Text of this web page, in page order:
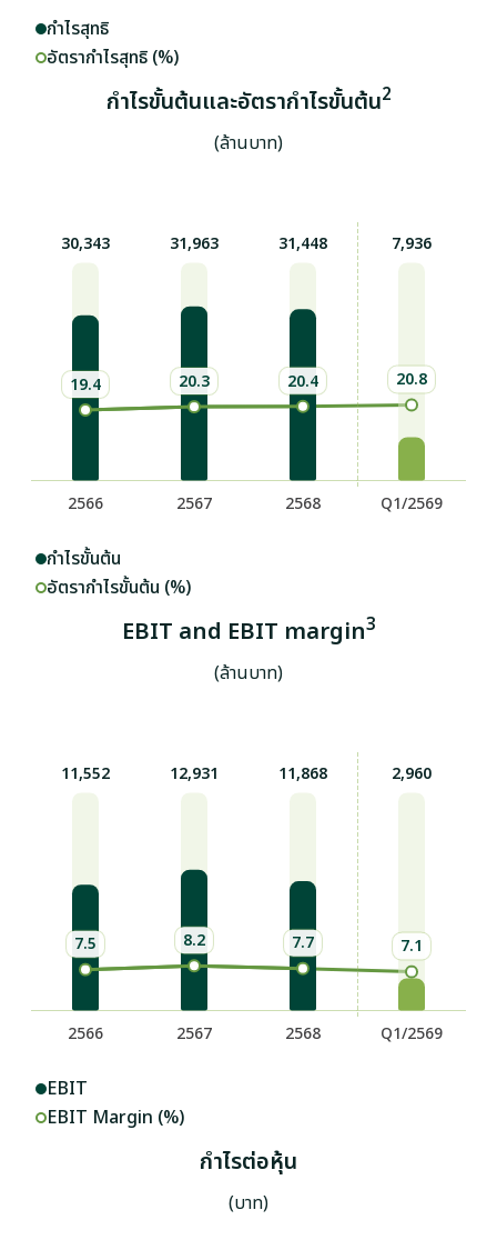
กำไรสุทธิ
อัตรากำไรสุทธิ (%)
กำไรขั้นต้นและอัตรากำไรขั้นต้น2
(ล้านบาท)
กำไรขั้นต้น
อัตรากำไรขั้นต้น (%)
EBIT and EBIT margin3
(ล้านบาท)
EBIT
EBIT Margin (%)
กำไรต่อหุ้น
(บาท)